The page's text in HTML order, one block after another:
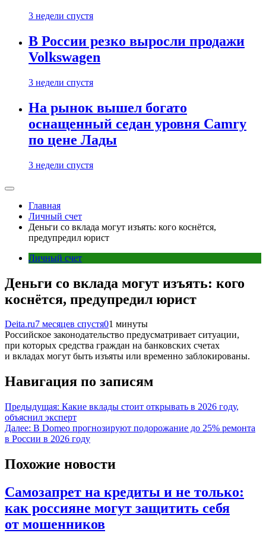
3 недели спустя
В России резко выросли продажи
Volkswagen
3 недели спустя
На рынок вышел богато
оснащенный седан уровня Camry
по цене Лады
3 недели спустя
Главная
Личный счет
Деньги со вклада могут изъять: кого коснётся,
предупредил юрист
Личный счет
Деньги со вклада могут изъять: кого
коснётся, предупредил юрист
Deita.ru7 месяцев спустя01 минуты
Российское законодательство предусматривает ситуации,
при которых средства граждан на банковских счетах
и вкладах могут быть изъяты или временно заблокированы.
Навигация по записям
Предыдущая: Какие вклады стоит открывать в 2026 году,
объяснил эксперт
Далее: В Domeo прогнозируют подорожание до 25% ремонта
в России в 2026 году
Похожие новости
Самозапрет на кредиты и не только:
как россияне могут защитить себя
от мошенников